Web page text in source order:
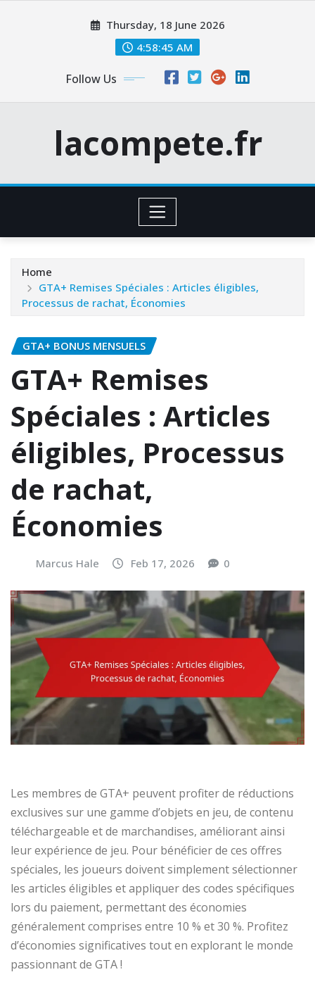
Thursday, 18 June 2026
4:58:46 AM
Follow Us
lacompete.fr
Home
GTA+ Remises Spéciales : Articles éligibles,
Processus de rachat, Économies
GTA+ BONUS MENSUELS
GTA+ Remises
Spéciales : Articles
éligibles, Processus
de rachat,
Économies
Marcus Hale Feb 17, 2026 0
Les membres de GTA+ peuvent profiter de réductions
exclusives sur une gamme d’objets en jeu, de contenu
téléchargeable et de marchandises, améliorant ainsi
leur expérience de jeu. Pour bénéficier de ces offres
spéciales, les joueurs doivent simplement sélectionner
les articles éligibles et appliquer des codes spécifiques
lors du paiement, permettant des économies
généralement comprises entre 10 % et 30 %. Profitez
d’économies significatives tout en explorant le monde
passionnant de GTA !